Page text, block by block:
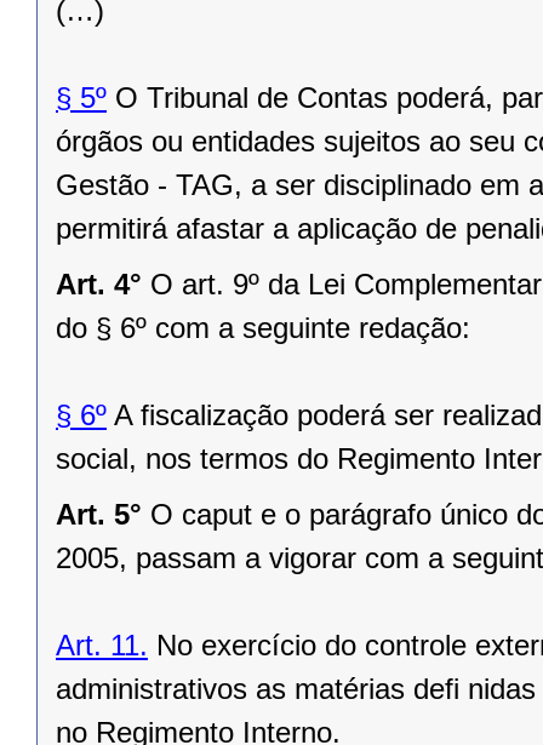
(…)
§ 5º O Tribunal de Contas poderá,
órgãos ou entidades sujeitos ao seu
Gestão - TAG, a ser disciplinado em
permitirá afastar a aplicação de
Art. 4° O art. 9º da Lei
do § 6º com a seguinte redação:
§ 6º A fiscalização poderá ser
social, nos termos do Regimento
Art. 5° O caput e o parágrafo único
2005, passam a vigorar com a
Art. 11. No exercício do controle
administrativos as matérias defi
no Regimento Interno.